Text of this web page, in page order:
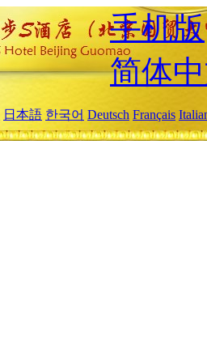
手机版
简体
日本語 한국어 Deutsch Français